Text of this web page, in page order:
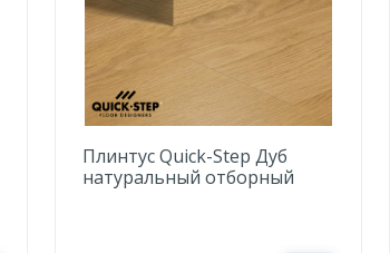
Плинтус Quick-Step Дуб
натуральный отборный